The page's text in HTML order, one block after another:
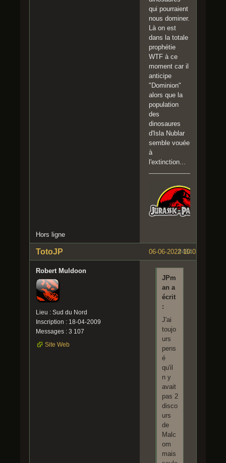
qui pourraient
nous dominer.
Là on est
dans la totale
prophétie
WTF à ce
moment car il
anticipe
"Dominion"
alors que la
population
des
dinosaures
d'Isla Nublar
semble vouée
à
l'extinction...
Hors ligne
#484
06-06-2022 10:02:16
TotoJP
Robert Muldoon
Lieu : Sud du Nord
Inscription : 18-04-2009
Messages : 3 107
Site Web
JPm
an a
écrit
:
J'ai
toujo
urs
pens
é
qu'il
n y
avait
pas 2
disco
urs
de
Malc
om
mais